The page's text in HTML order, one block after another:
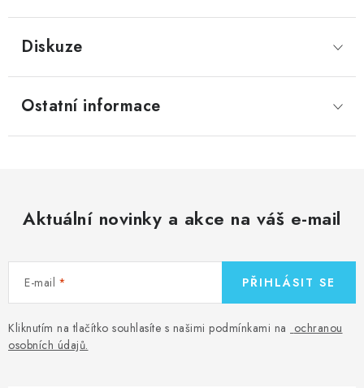
Diskuze
Ostatní informace
Aktuální novinky a akce na váš e-mail
E-mail
Kliknutím na tlačítko souhlasíte s našimi podmínkami na ochranou
osobních údajů.
PŘIHLÁSIT SE